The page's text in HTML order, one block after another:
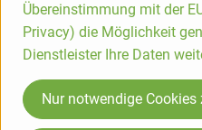
Die Hofkiste
Bio-Lieferservice seit über 25
Wir liefern Bio-Lebensmittel |
Gemüsekisten im Rhein-Sieg-
Übereinstimmung mit der
Privacy) die Möglichkeit
Dienstleister Ihre Daten
Nur notwendige Cookies